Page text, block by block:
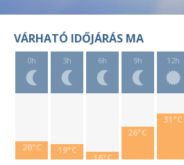
VÁRHATÓ IDŐJÁRÁS MA
0h
20°C
3h
19°C
6h
16°C
9h
26°C
12h
31°C